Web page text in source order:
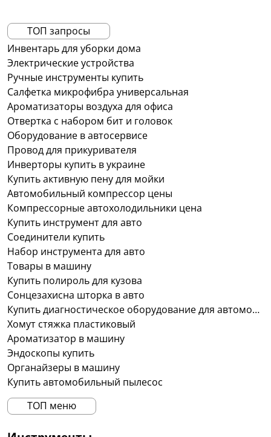
ТОП запросы
Инвентарь для уборки дома
Электрические устройства
Ручные инструменты купить
Салфетка микрофибра универсальная
Ароматизаторы воздуха для офиса
Отвертка с набором бит и головок
Оборудование в автосервисе
Провод для прикуривателя
Инверторы купить в украине
Купить активную пену для мойки
Автомобильный компрессор цены
Компрессорные автохолодильники цена
Купить инструмент для авто
Соединители купить
Набор инструмента для авто
Товары в машину
Купить полироль для кузова
Сонцезахисна шторка в авто
Купить диагностическое оборудование для автомобилей в украине
Хомут стяжка пластиковый
Ароматизатор в машину
Эндоскопы купить
Органайзеры в машину
Купить автомобильный пылесос
ТОП меню